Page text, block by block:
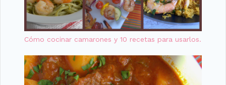
Cómo cocinar camarones y 10 recetas para usarlos.